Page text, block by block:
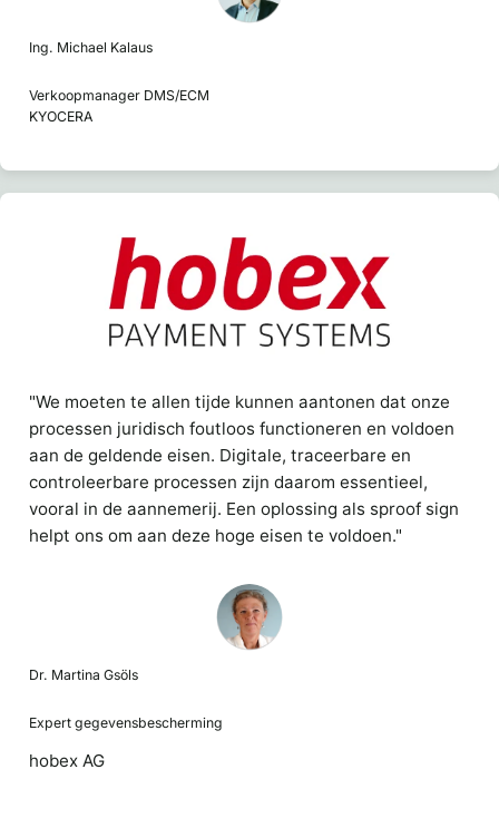
Ing. Michael Kalaus
Verkoopmanager DMS/ECM
KYOCERA
"We moeten te allen tijde kunnen aantonen dat onze
processen juridisch foutloos functioneren en voldoen
aan de geldende eisen. Digitale, traceerbare en
controleerbare processen zijn daarom essentieel,
vooral in de aannemerij. Een oplossing als sproof sign
helpt ons om aan deze hoge eisen te voldoen."
Dr. Martina Gsöls
Expert gegevensbescherming
hobex AG